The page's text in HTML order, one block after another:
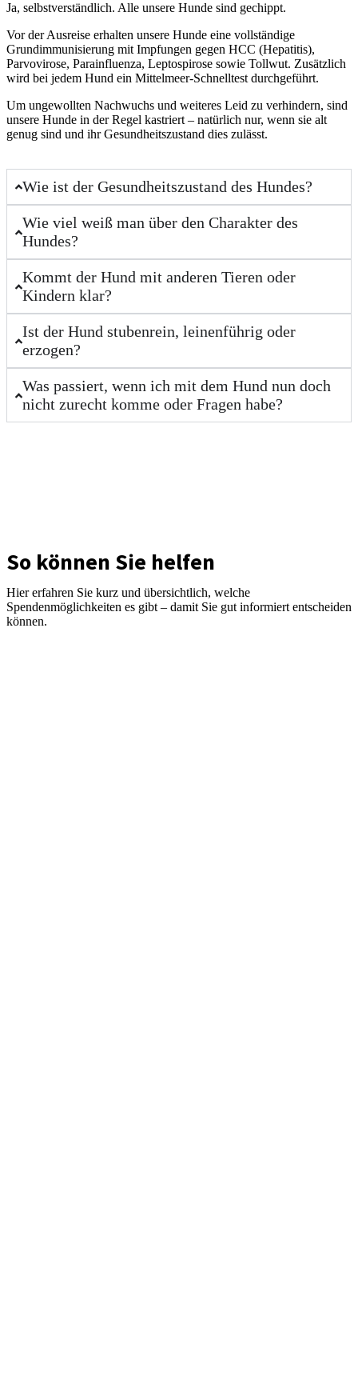
Ja, selbstverständlich. Alle unsere Hunde sind gechippt.
Vor der Ausreise erhalten unsere Hunde eine vollständige
Grundimmunisierung mit Impfungen gegen HCC (Hepatitis),
Parvovirose, Parainfluenza, Leptospirose sowie Tollwut. Zusätzlich
wird bei jedem Hund ein Mittelmeer-Schnelltest durchgeführt.
Um ungewollten Nachwuchs und weiteres Leid zu verhindern, sind
unsere Hunde in der Regel kastriert – natürlich nur, wenn sie alt
genug sind und ihr Gesundheitszustand dies zulässt.
Wie ist der Gesundheitszustand des Hundes?
Wie viel weiß man über den Charakter des
Hundes?
Kommt der Hund mit anderen Tieren oder
Kindern klar?
Ist der Hund stubenrein, leinenführig oder
erzogen?
Was passiert, wenn ich mit dem Hund nun doch
nicht zurecht komme oder Fragen habe?
So können Sie helfen
Hier erfahren Sie kurz und übersichtlich, welche
Spendenmöglichkeiten es gibt – damit Sie gut informiert entscheiden
können.